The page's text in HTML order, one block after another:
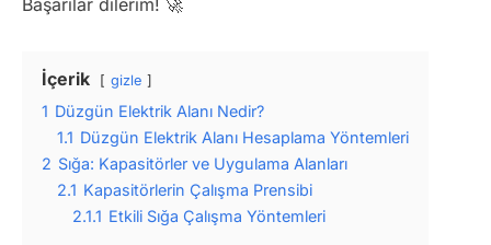
Başarılar dilerim! 🚀
İçerik gizle
1 Düzgün Elektrik Alanı Nedir?
1.1 Düzgün Elektrik Alanı Hesaplama Yöntemleri
2 Sığa: Kapasitörler ve Uygulama Alanları
2.1 Kapasitörlerin Çalışma Prensibi
2.1.1 Etkili Sığa Çalışma Yöntemleri